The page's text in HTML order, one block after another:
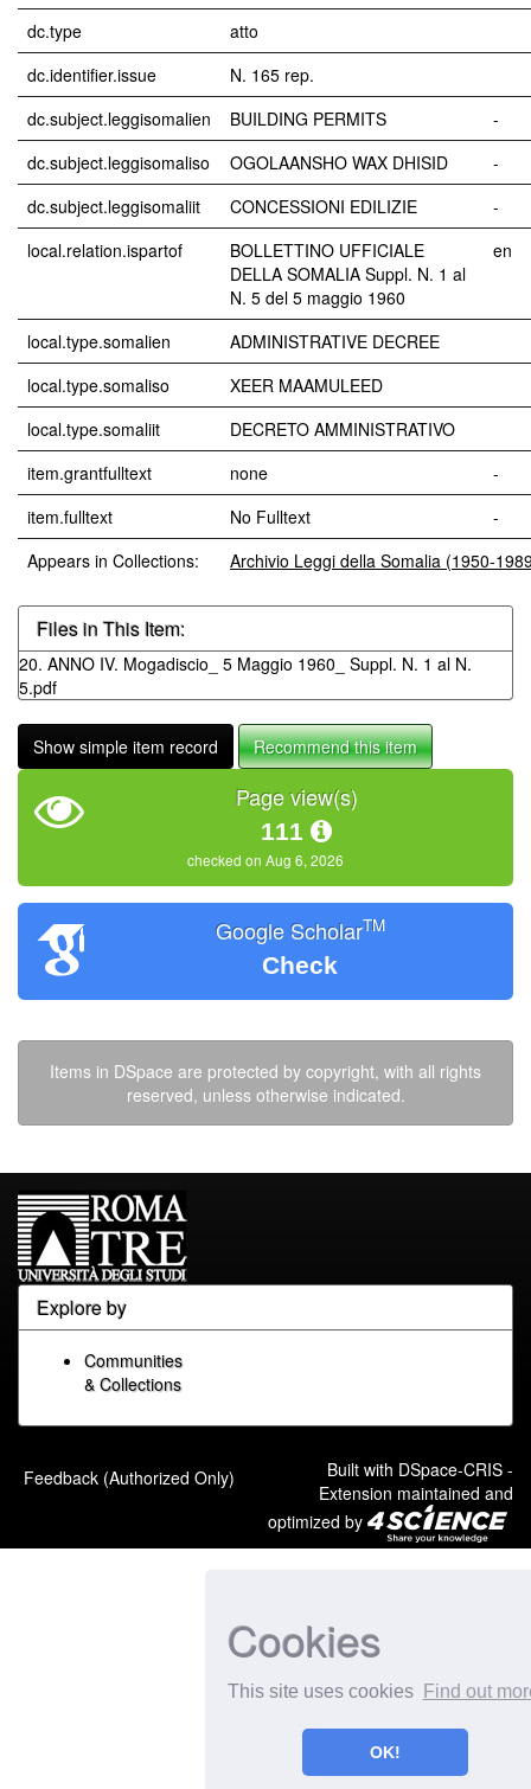
Cookies
This site uses cookies Find out
OK!
dc.type
atto
dc.identifier.issue
N. 165 rep.
dc.subject.leggisomalien
BUILDING PERMITS
-
dc.subject.leggisomaliso
OGOLAANSHO WAX DHISID
-
dc.subject.leggisomaliit
CONCESSIONI EDILIZIE
-
local.relation.ispartof
BOLLETTINO UFFICIALE
DELLA SOMALIA Suppl. N. 1 al
N. 5 del 5 maggio 1960
en
local.type.somalien
ADMINISTRATIVE DECREE
local.type.somaliso
XEER MAAMULEED
local.type.somaliit
DECRETO AMMINISTRATIVO
item.grantfulltext
none
-
item.fulltext
No Fulltext
-
Appears in Collections:
Archivio Leggi della Somalia (1950-
Files in This Item:
20. ANNO IV. Mogadiscio_ 5 Maggio 1960_ Suppl. N. 1 al N.
5.pdf
Show simple item record Recommend this item
Page view(s)
111
checked on Aug 6, 2026
Google ScholarTM
Check
Items in DSpace are protected by copyright, with all rights
reserved, unless otherwise indicated.
Explore by
Communities
& Collections
Feedback (Authorized Only) Built with DSpace-CRIS -
Extension maintained and
optimized by